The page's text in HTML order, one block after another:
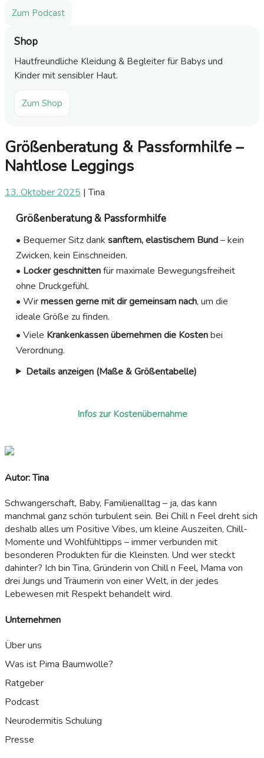
Zum Podcast
Shop
Hautfreundliche Kleidung & Begleiter für Babys und
Kinder mit sensibler Haut.
Zum Shop
Größenberatung & Passformhilfe –
Nahtlose Leggings
13. Oktober 2025 |Tina
Größenberatung & Passformhilfe
• Bequemer Sitz danksanftem, elastischem Bund– kein
Zwicken, kein Einschneiden.
• Locker geschnittenfür maximale Bewegungsfreiheit
ohne Druckgefühl.
• Wirmessen gerne mit dir gemeinsam nach, um die
ideale Größe zu finden.
• Viele Krankenkassen übernehmen die Kostenbei
Verordnung.
Details anzeigen (Maße & Größentabelle)
Infos zur Kostenübernahme
Autor: Tina
Schwangerschaft, Baby, Familienalltag – ja, das kann
manchmal ganz schön turbulent sein. Bei Chill n Feel dreht sich
deshalb alles um Positive Vibes, um kleine Auszeiten, Chill-
Momente und Wohlfühltipps – immer verbunden mit
besonderen Produkten für die Kleinsten. Und wer steckt
dahinter? Ich bin Tina, Gründerin von Chill n Feel, Mama von
drei Jungs und Träumerin von einer Welt, in der jedes
Lebewesen mit Respekt behandelt wird.
Unternehmen
Über uns
Was ist Pima Baumwolle?
Ratgeber
Podcast
Neurodermitis Schulung
Presse